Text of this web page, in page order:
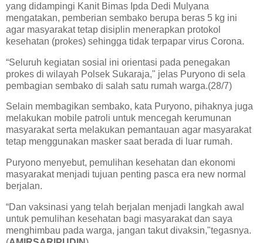
yang didampingi Kanit Bimas Ipda Dedi Mulyana
mengatakan, pemberian sembako berupa beras 5 kg ini
agar masyarakat tetap disiplin menerapkan protokol
kesehatan (prokes) sehingga tidak terpapar virus Corona.
“Seluruh kegiatan sosial ini orientasi pada penegakan
prokes di wilayah Polsek Sukaraja," jelas Puryono di sela
pembagian sembako di salah satu rumah warga.(28/7)
Selain membagikan sembako, kata Puryono, pihaknya juga
melakukan mobile patroli untuk mencegah kerumunan
masyarakat serta melakukan pemantauan agar masyarakat
tetap menggunakan masker saat berada di luar rumah.
Puryono menyebut, pemulihan kesehatan dan ekonomi
masyarakat menjadi tujuan penting pasca era new normal
berjalan.
“Dan vaksinasi yang telah berjalan menjadi langkah awal
untuk pemulihan kesehatan bagi masyarakat dan saya
menghimbau pada warga, jangan takut divaksin,"tegasnya.